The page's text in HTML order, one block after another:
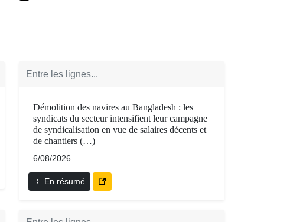
Entre les lignes...
Démolition des navires au Bangladesh : les
syndicats du secteur intensifient leur campagne
de syndicalisation en vue de salaires décents et
de chantiers (…)
6/08/2026
En résumé